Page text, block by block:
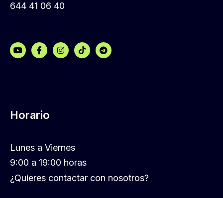
644 41 06 40
Horario
Lunes a Viernes
9:00 a 19:00 horas
¿Quieres contactar con nosotros?